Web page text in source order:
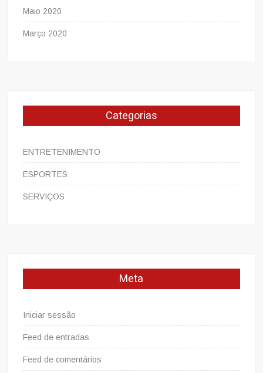
Maio 2020
Março 2020
Categorias
ENTRETENIMENTO
ESPORTES
SERVIÇOS
Meta
Iniciar sessão
Feed de entradas
Feed de comentários